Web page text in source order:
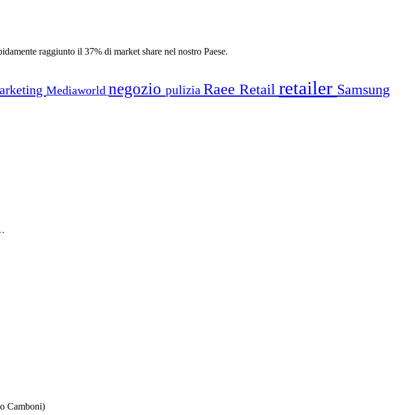
raggiunto il 37% di market share nel nostro Paese.
Mediaworld negozio pulizia Raee Retail retailer Samsung
Camboni)